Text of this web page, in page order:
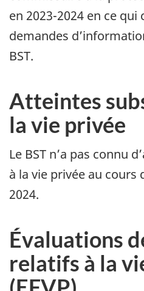
en 2023-2024 en ce qui
demandes
BST.
Atteintes
la vie privée
Le BST n’a pas connu
à la vie privée au cours
2024.
Évaluations
relatifs à la